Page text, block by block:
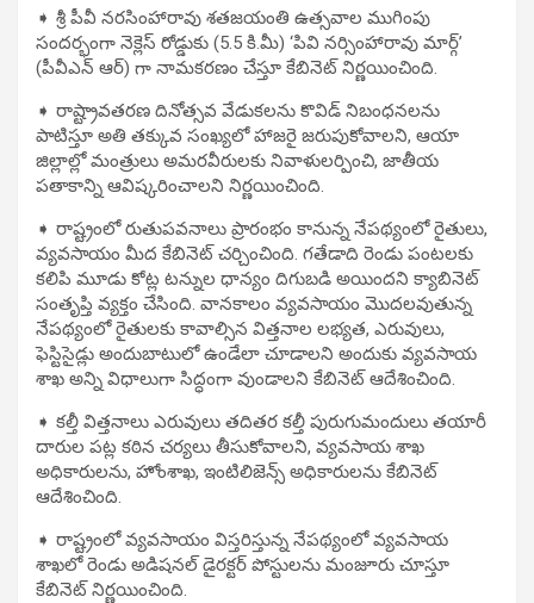
➧ శ్రీ పీవీ నరసింహారావు శతజయంతి ఉత్సవాల ముగింపు
సందర్భంగా నెక్లెస్ రోడ్డుకు (5.5 కి.మీ) ‘పివి నర్సింహారావు మార్గ్’
(పీవీఎన్ ఆర్) గా నామకరణం చేస్తూ కేబినెట్ నిర్ణయించింది.
➧ రాష్ట్రావతరణ దినోత్సవ వేడుకలను కొవిడ్ నిబంధనలను
పాటిస్తూ అతి తక్కువ సంఖ్యలో హాజరై జరుపుకోవాలని, ఆయా
జిల్లాల్లో మంత్రులు అమరవీరులకు నివాళులర్పించి, జాతీయ
పతాకాన్ని ఆవిష్కరించాలని నిర్ణయించింది.
➧ రాష్ట్రంలో రుతుపవనాలు ప్రారంభం కానున్న నేపథ్యంలో రైతులు,
వ్యవసాయం మీద కేబినెట్ చర్చించింది. గతేడాది రెండు పంటలకు
కలిపి మూడు కోట్ల టన్నుల ధాన్యం దిగుబడి అయిందని క్యాబినెట్
సంతృప్తి వ్యక్తం చేసింది. వానకాలం వ్యవసాయం మొదలవుతున్న
నేపథ్యంలో రైతులకు కావాల్సిన విత్తనాల లభ్యత, ఎరువులు,
ఫెస్టిసైడ్లు అందుబాటులో ఉండేలా చూడాలని అందుకు వ్యవసాయ
శాఖ అన్ని విధాలుగా సిద్ధంగా వుండాలని కేబినెట్ ఆదేశించింది.
➧ కల్తీ విత్తనాలు ఎరువులు తదితర కల్తీ పురుగుమందులు తయారీ
దారుల పట్ల కఠిన చర్యలు తీసుకోవాలని, వ్యవసాయ శాఖ
అధికారులను, హోంశాఖ, ఇంటిలిజెన్స్ అధికారులను కేబినెట్
ఆదేశించింది.
➧ రాష్ట్రంలో వ్యవసాయం విస్తరిస్తున్న నేపథ్యంలో వ్యవసాయ
శాఖలో రెండు అడిషనల్ డైరక్టర్ పోస్టులను మంజూరు చూస్తూ
కేబినెట్ నిర్ణయించింది.